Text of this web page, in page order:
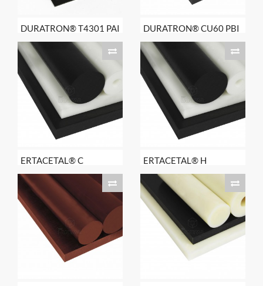
DURATRON® T4301 PAI DURATRON® CU60 PBI
ERTACETAL® C ERTACETAL® H